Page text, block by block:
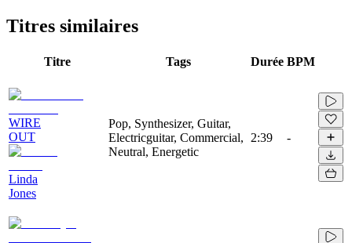
Titres similaires
Titre Tags Durée BPM
WIRE
OUT
Linda
Jones
Pop, Synthesizer, Guitar,
Electricguitar, Commercial,
Neutral, Energetic
2:39 -